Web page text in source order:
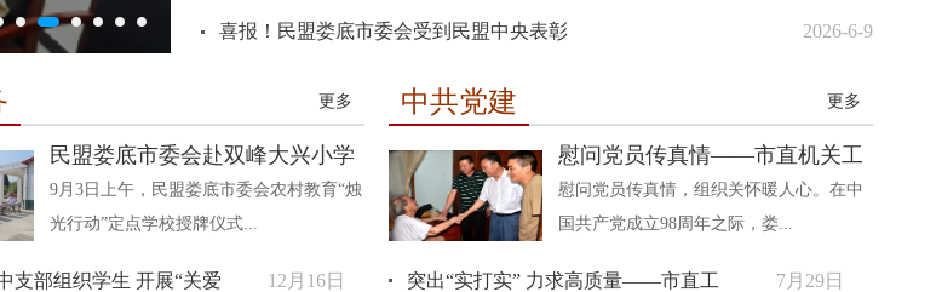
业降本增效现状问题及对策分析调研
喜报！民盟娄底市委会受到民盟中央表彰 2026-6-9
更多
民盟娄底市委会赴双峰大兴小学
9月3日上午，民盟娄底市委会农村教育“烛
光行动”定点学校授牌仪式...
支部组织学生 开展“关爱 12月16日
中共党建 更多
慰问党员传真情——市直机关工
慰问党员传真情，组织关怀暖人心。在中
国共产党成立98周年之际，娄...
突出“实打实” 力求高质量——市直工 7月29日